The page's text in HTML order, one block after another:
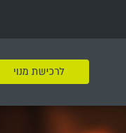
לרכישת מנוי